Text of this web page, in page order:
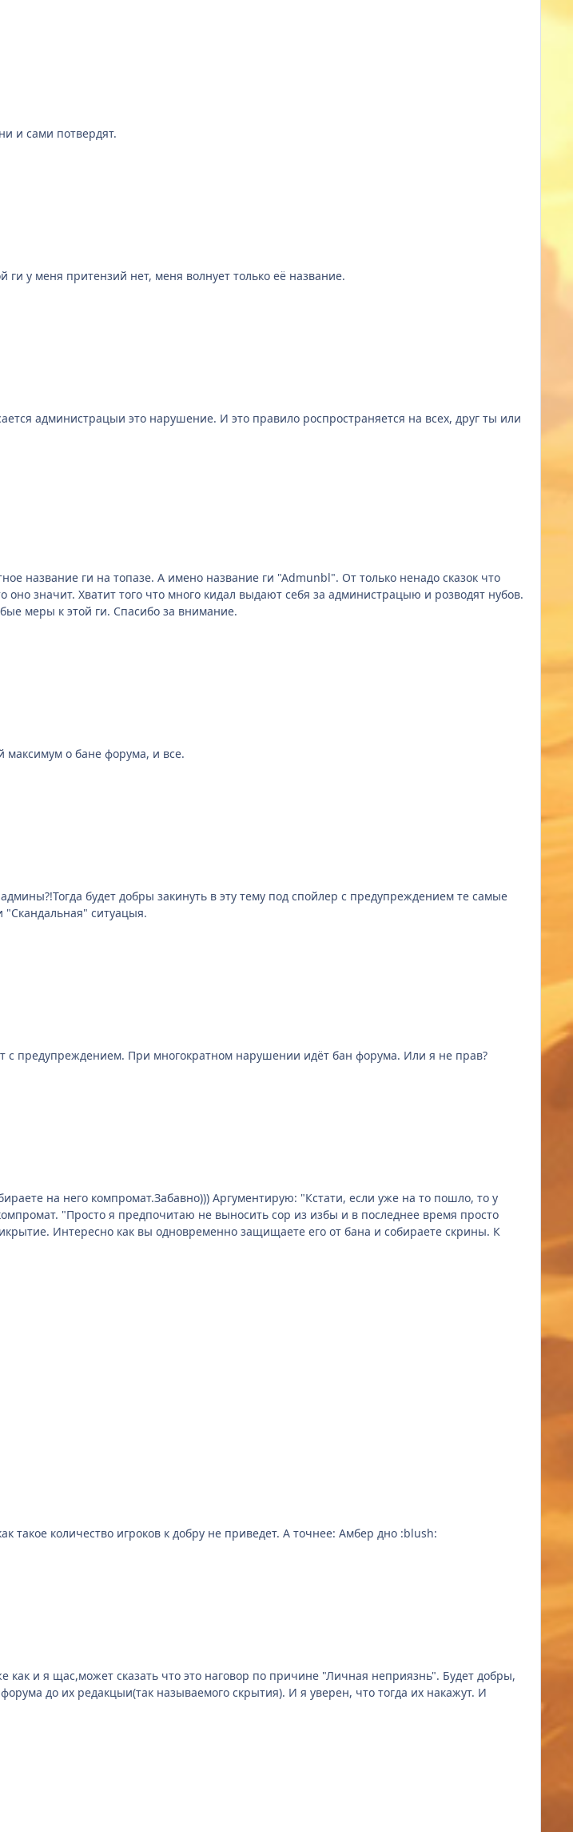
и сами потвердят.
ги у меня притензий нет, меня волнует только её название.
администрацыи это нарушение. И это правило роспространяется на всех, друг ты или
название ги на топазе. А имено название ги "Admunbl". От только ненадо сказок что
значит. Хватит того что много кидал выдают себя за администрацыю и розводят нубов.
Что будет если такой индивидуал заведется в этой ги? Прошу принять любые меры к этой ги. Спасибо за внимание.
максимум о бане форума, и все.
будет добры закинуть в эту тему под спойлер с предупреждением те самые
вами "Скандальная" ситуацыя.
с предупреждением. При многократном нарушении идёт бан форума. Или я не прав?
время просто
скрины. К
Рубин утонул в донате, Топаз утонул в кидалах, Амбер просто утонул, так как такое количество игроков к добру не приведет. А точнее: Амбер дно :blush:
щас,может сказать что это наговор по причине "Личная неприязнь". Будет добры,
называемого скрытия). И я уверен, что тогда их накажут. И